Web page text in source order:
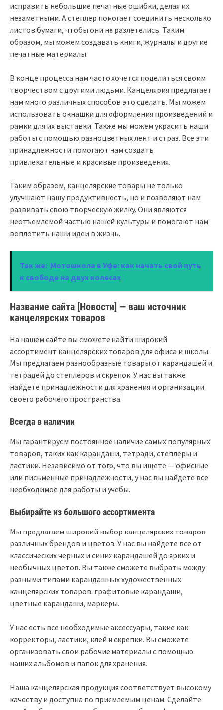
исправить небольшие печатные ошибки, делая их
незаметными. А степлер помогает соединить несколько
листов бумаги, чтобы они не разлетелись. Таким
образом, мы можем создавать книги, журналы и другие
печатные материалы.
В конце процесса нам часто хочется поделиться своим
творчеством с другими людьми. Канцелярия предлагает
нам много различных способов это сделать. Мы можем
использовать окнашки для оформления произведений и
рамки для их выставки. Также мы можем украсить наши
работы с помощью разноцветных лент и страз. Все эти
принадлежности помогают нам создать
привлекательные и красивые произведения.
Таким образом, канцелярские товары не только
улучшают нашу продуктивность, но и позволяют нам
развивать свою творческую жилку. Они являются
неотъемлемой частью нашей культуры и помогают нам
воплотить наши идеи в жизнь.
Так же: Мотошкола в Уфе: как начать свой путь
к свободе на двух колесах
Название сайта [Новости] — ваш источник
канцелярских товаров
На нашем сайте вы сможете найти широкий
ассортимент канцелярских товаров для офиса и школы.
Мы предлагаем разнообразные товары от карандашей и
тетрадей до степлеров и скрепок. У нас вы также
найдете принадлежности для хранения и организации
своего рабочего пространства.
Всегда в наличии
Мы гарантируем постоянное наличие самых популярных
товаров, таких как карандаши, тетради, степлеры и
ластики. Независимо от того, что вы ищете — офисные
или письменные принадлежности, у нас вы найдете все
необходимое для работы и учебы.
Выбирайте из большого ассортимента
Мы предлагаем широкий выбор канцелярских товаров
различных брендов и цветов. У нас вы найдете все от
классических черных и синих карандашей до ярких и
необычных цветов. Вы также сможете выбрать между
разными типами карандашных художественных
канцелярских товаров: графитовые карандаши,
цветные карандаши, маркеры.
У нас есть все необходимые аксессуары, такие как
корректоры, ластики, клей и скрепки. Вы сможете
организовать свои рабочие материалы с помощью
наших альбомов и папок для хранения.
Наша канцелярская продукция соответствует высокому
качеству и доступна по приемлемым ценам. Сделайте